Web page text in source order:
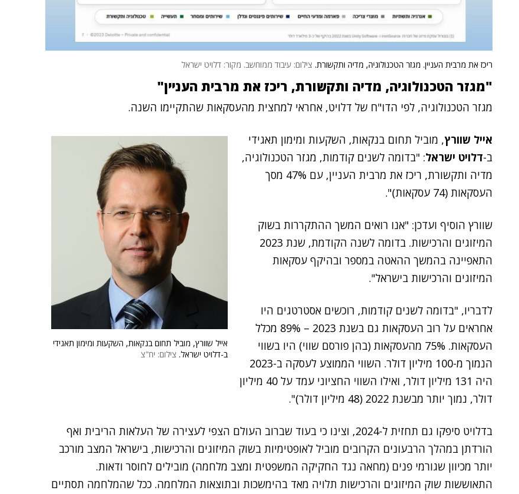
ריכז את מרבית העניין. מגזר הטכנולוגיה, מדיה ותקשורת. צילום: עיבוד ממוחשב. מקור: דלויט ישראל
"מגזר הטכנולוגיה, מדיה ותקשורת, ריכז את מרבית העניין"
מגזר הטכנולוגיה, לפי הדו"ח של דלויט, אחראי למחצית מהעסקאות שהתקיימו השנה.
אייל שוורץ, מוביל תחום בנקאות, השקעות ומימון תאגידי
ב-דלויט ישראל. צילום: יח"צ
אייל שוורץ, מוביל תחום בנקאות, השקעות ומימון תאגידי
ב-דלויט ישראל: "בדומה לשנים קודמות, מגזר הטכנולוגיה,
מדיה ותקשורת, ריכז את מרבית העניין, עם 47% מסך
העסקאות (74 עסקאות)".
שוורץ הוסיף ועדכן: "אנו רואים המשך ההתקררות בשוק
המיזוגים והרכישות. בדומה לשנה הקודמת, שנת 2023
התאפיינה בהמשך ההאטה במספר ובהיקף עסקאות
המיזוגים והרכישות בישראל".
לדבריו, "בדומה לשנים קודמות, רוכשים אסטרטגים היו
אחראים על רוב העסקאות גם בשנת 2023 – 89% מכלל
העסקאות. 75% מהעסקאות (בהן פורסם שווי) היו בשווי
הנמוך מ-100 מיליון דולר. השווי הממוצע לעסקה ב-2023
היה 131 מיליון דולר, ואילו השווי החציוני עמד על 40 מיליון
דולר, נמוך יותר מבשנת 2022 (48 מיליון דולר)".
בדלויט סיפקו גם תחזית ל-2024, וצינו כי בעוד שברוב העולם הצפי לעצירה של העלאות הריבית ואף
הורדתן במהלך הרבעונים הקרובים מוביל לאופטימיות בשוק המיזוגים והרכישות, בישראל המצב מורכב
יותר מכיוון שגורמי פנים (מחאה נגד החקיקה המשפטית ומצב מלחמה) מובילים לחוסר ודאות.
התאוששות שוק המיזוגים והרכישות תלויה מאד בהימשכות ובתוצאות המלחמה. ככל שהמלחמה תסתיים